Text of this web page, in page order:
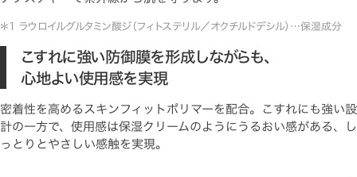
＊1 ラウロイルグルタミン酸ジ（フィトステリル／オクチルドデシル）…保湿成分
こすれに強い防御膜を形成しながらも、
心地よい使用感を実現
密着性を高めるスキンフィットポリマーを配合。こすれにも強い設
計の一方で、使用感は保湿クリームのようにうるおい感がある、し
っとりとやさしい感触を実現。